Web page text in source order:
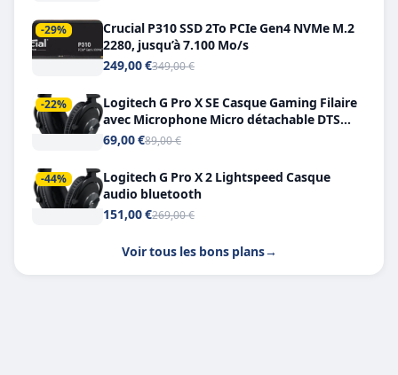
-29%
Crucial P310 SSD 2To PCIe Gen4 NVMe M.2
2280, jusqu’à 7.100 Mo/s
249,00 €349,00 €
-22%
Logitech G Pro X SE Casque Gaming Filaire
avec Microphone Micro détachable DTS
Headphone X 7.1
69,00 €89,00 €
-44%
Logitech G Pro X 2 Lightspeed Casque
audio bluetooth
151,00 €269,00 €
Voir tous les bons plans→